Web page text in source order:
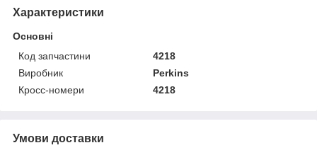
Характеристики
Основні
Код запчастини
4218
Виробник
Perkins
Кросс-номери
4218
Умови доставки